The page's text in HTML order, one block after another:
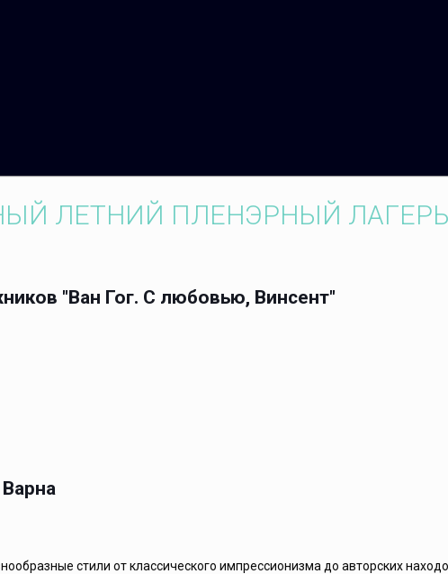
ЛЕТНИЙ ПЛЕНЭРНЫЙ
"Ван Гог. С любовью, Винсент"
стили от классического импрессионизма до авторских